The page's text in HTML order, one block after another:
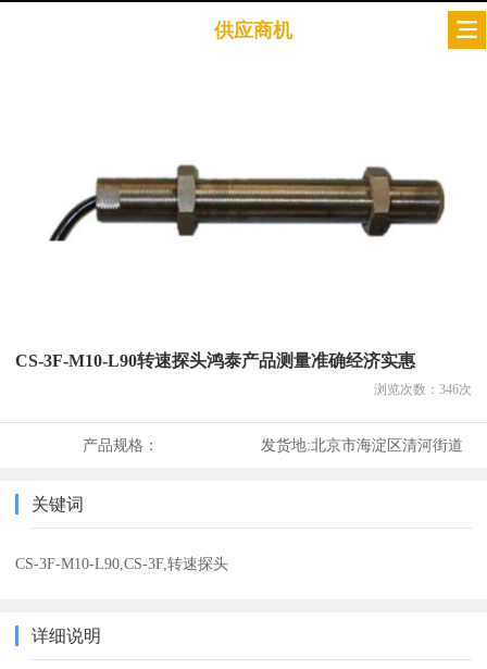
供应商机
CS-3F-M10-L90转速探头鸿泰产品测量准确经济实惠
浏览次数： 346次
产品规格： 发货地:北京市海淀区清河街道
关键词
CS-3F-M10-L90,CS-3F,转速探头
详细说明